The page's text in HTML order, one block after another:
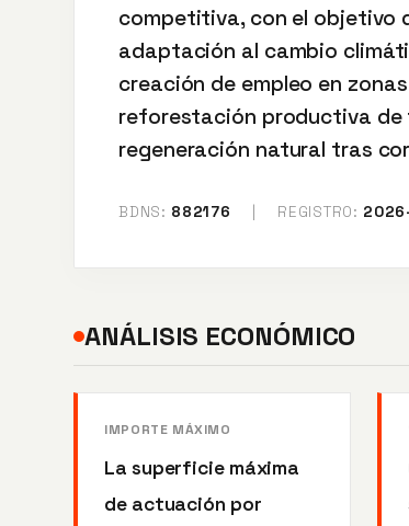
competitiva, con el objetivo
adaptación al cambio
creación de empleo en
reforestación productiva de
regeneración natural tras
BDNS: 882176 REGISTRO:
ANÁLISIS ECONÓMICO
IMPORTE MÁXIMO
La superficie máxima
de actuación por